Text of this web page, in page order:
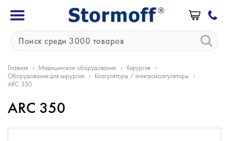
Главная » Медицинское оборудование » Хирургия »
Оборудование для хирургии » Коагуляторы / электрокоагуляторы »
ARC 350
ARC 350